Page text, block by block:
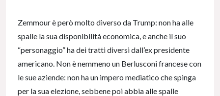
Zemmour è però molto diverso da Trump: non ha alle
spalle la sua disponibilità economica, e anche il suo
“personaggio” ha dei tratti diversi dall’ex presidente
americano. Non è nemmeno un Berlusconi francese con
le sue aziende: non ha un impero mediatico che spinga
per la sua elezione, sebbene poi abbia alle spalle